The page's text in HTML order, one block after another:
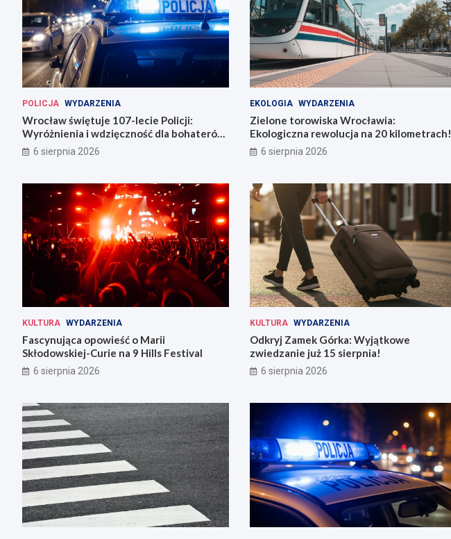
POLICJA WYDARZENIA
Wrocław świętuje 107-lecie Policji:
Wyróżnienia i wdzięczność dla bohaterów
codzienności
6 sierpnia 2026
EKOLOGIA WYDARZENIA
Zielone torowiska Wrocławia:
Ekologiczna rewolucja na 20 kilometrach!
6 sierpnia 2026
KULTURA WYDARZENIA
Fascynująca opowieść o Marii
Skłodowskiej-Curie na 9 Hills Festival
6 sierpnia 2026
KULTURA WYDARZENIA
Odkryj Zamek Górka: Wyjątkowe
zwiedzanie już 15 sierpnia!
6 sierpnia 2026